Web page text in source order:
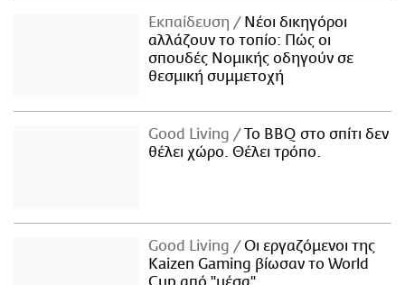
Εκπαίδευση
Νέοι δικηγόροι
αλλάζουν το τοπίο: Πώς οι
σπουδές Νομικής οδηγούν σε
θεσμική συμμετοχή
Good Living
Το BBQ στο σπίτι δεν
θέλει χώρο. Θέλει τρόπο.
Good Living
Οι εργαζόμενοι της
Kaizen Gaming βίωσαν το World